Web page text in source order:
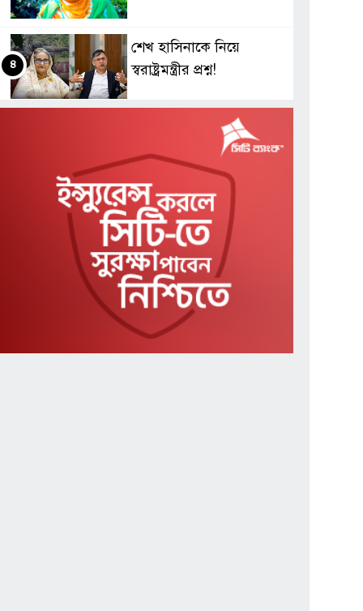
শেখ হাসিনাকে নিয়ে
স্বরাষ্ট্রমন্ত্রীর প্রশ্ন!
৪
হামে প্রাণহানির সংখ্যা ৮৬০
জন
প্রথম শ্রেণিতে লটারিই বহাল,
বাকিগুলোতে পরীক্ষা
প্রধানমন্ত্রীর সাক্ষাতে পূরণ
হলো ক্ষুদে শিল্পী অনুশ্রীর স্বপ্ন